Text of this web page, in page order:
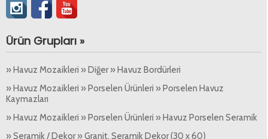
Ürün Grupları »
» Havuz Mozaikleri » Diğer » Havuz Bordürleri
» Havuz Mozaikleri » Porselen Ürünleri » Porselen Havuz
Kaymazları
» Havuz Mozaikleri » Porselen Ürünleri » Havuz Porselen Seramik
» Seramik / Dekor » Granit, Seramik Dekor (30 x 60)